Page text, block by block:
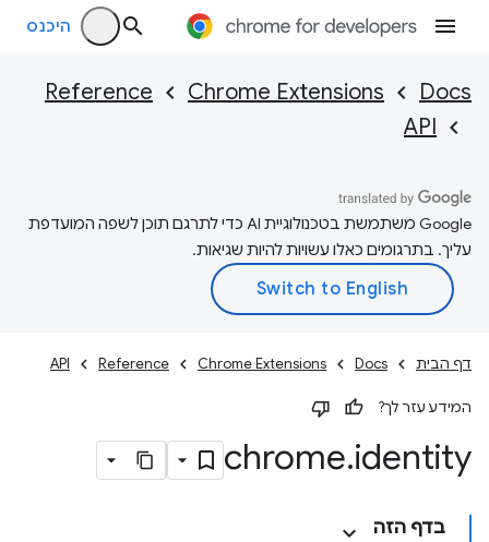
היכנס
Docs
Chrome Extensions
Reference
API
‫Google משתמשת בטכנולוגיית AI כדי לתרגם תוכן לשפה המועדפת
עליך. בתרגומים כאלו עשויות להיות שגיאות.
דף הבית Docs
Chrome Extensions
Reference
API
המידע עזר לך?
chrome.identity
בדף הזה